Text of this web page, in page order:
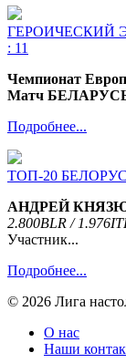
ГЕРОИЧЕСКИЙ
: 11
Чемпионат
Матч
Подробнее...
ТОП-20
АНДРЕЙ
2.800BLR / 1.976
Участник...
Подробнее...
© 2026 Лига
О нас
Наши